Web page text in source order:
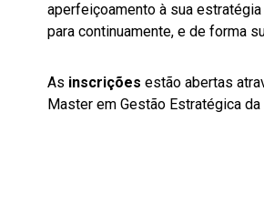
aperfeiçoamento à sua
para continuamente, e de forma
As inscrições estão abertas
Master em Gestão Estratégica